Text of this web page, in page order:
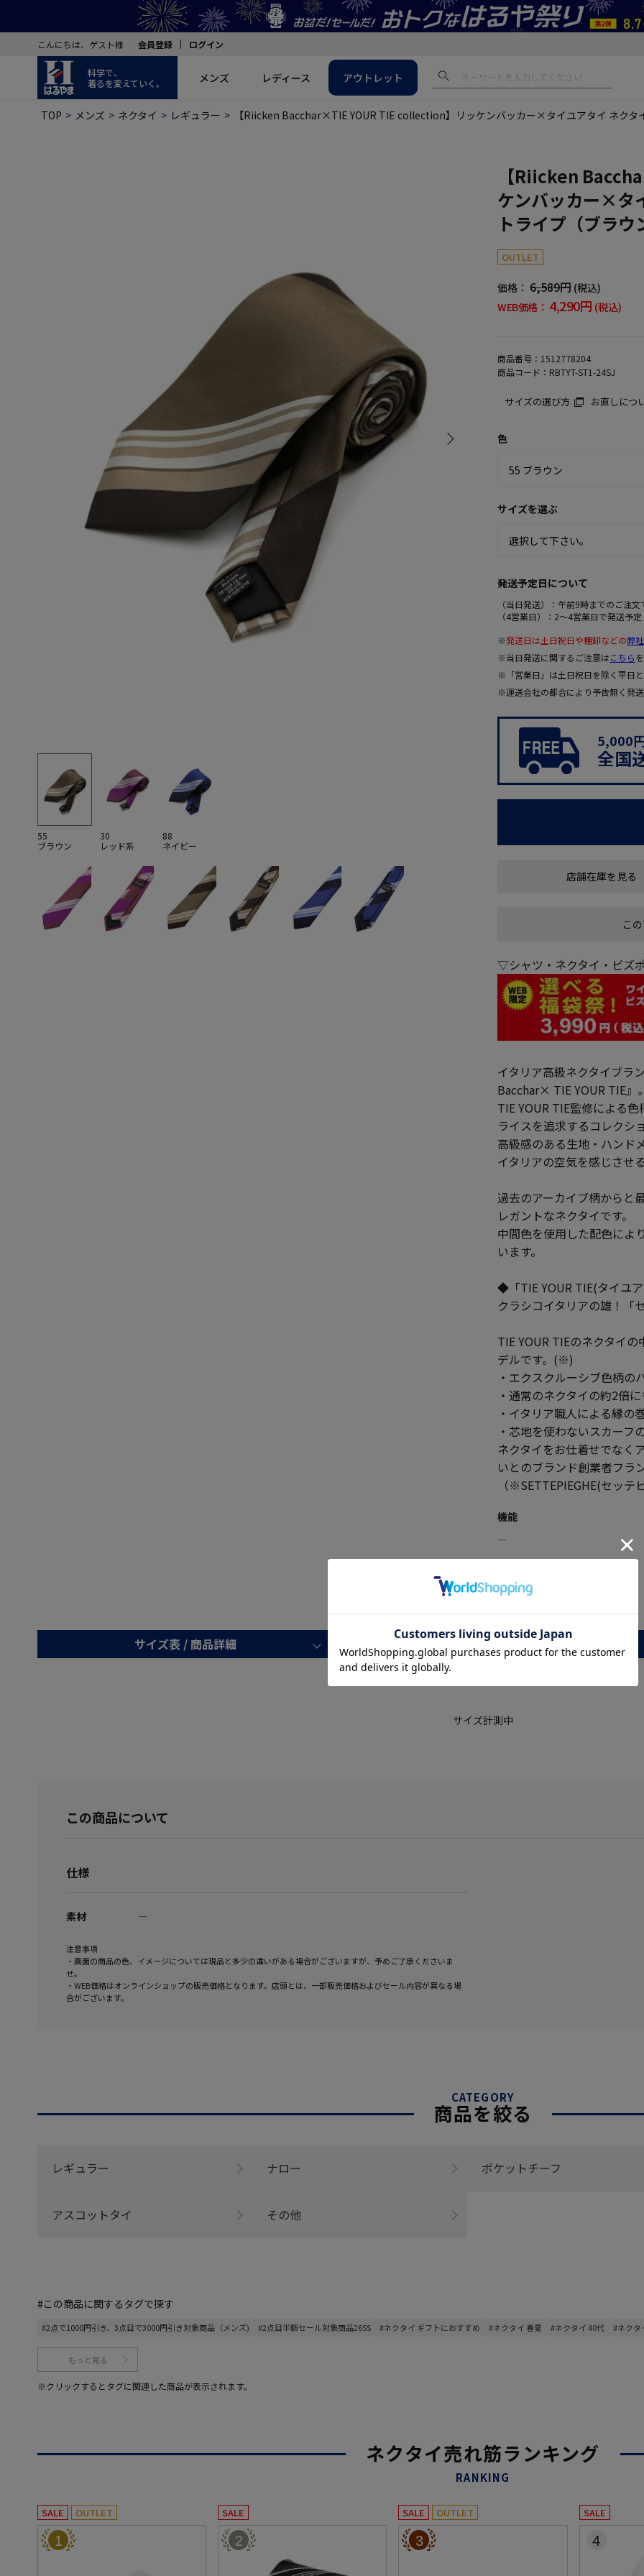
こんにちは、ゲスト様 会員登録 ログイン
科学で、
着るを変えていく。
メンズ レディース アウトレット
TOP メンズ ネクタイ レギュラー 【Riicken Bacchar×TIE YOUR TIE collection】リッケンバッカー×タイユアタイ ネクタ
55
ブラウン
30
レッド系
88
ネイビー
【Riicken
ケンバッカー×タ
トライプ（ブラウ
OUTLET
価格： 6,589円 (税込)
WEB価格： 4,290円 (税込)
商品番号： 1512778204
商品コード： RBTYT-ST1-24SJ
サイズの選び方 お直しにつ
色
サイズを選ぶ
発送予定日について
（当日発送）：午前9時までのご注
（4営業日）：2～4営業日で発送予定
※発送日は土日祝日や棚卸などの弊
※当日発送に関するご注意はこちら
※「営業日」は土日祝日を除く平日
※運送会社の都合により予告無く発
5,000
全国
店舗在庫を見る
こ
▽シャツ・ネクタイ・ビズ
イタリア高級ネクタイブラ
Bacchar× TIE YOUR TIE』。
TIE YOUR TIE監修による
ライスを追求するコレクシ
高級感のある生地・ハンド
イタリアの空気を感じさせ
過去のアーカイブ柄からと
レガントなネクタイです。
中間色を使用した配色によ
います。
◆「TIE YOUR TIE(タイユ
クラシコイタリアの雄！「
TIE YOUR TIEのネクタイ
デルです。(※)
・エクスクルーシブ色柄
・通常のネクタイの約2倍
・イタリア職人による縁の
・芯地を使わないスカーフ
ネクタイをお仕着せでなく
いとのブランド創業者フラ
（※SETTEPIEGHE(セッテ
機能
―
サイズ表 / 商品詳細 レビュー
サイズ計測中
この商品について
仕様
素材 ―
注意事項
・画面の商品の色、イメージについては現品と多少の違いがある場合がございますが、予めご了承くださいま
せ。
・WEB価格はオンラインショップの販売価格となります。店頭とは、一部販売価格およびセール内容が異なる場
合がございます。
CATEGORY
商品を絞る
レギュラー ナロー ポケットチーフ
アスコットタイ その他
#この商品に関するタグで探す
#2点で1000円引き、3点目で3000円引き対象商品（メンズ) #2点目半額セール対象商品26SS #ネクタイ ギフトにおすすめ #ネクタイ 春夏 #ネクタイ 40代 #ネクタ
もっと見る
※クリックするとタグに関連した商品が表示されます。
ネクタイ売れ筋ランキング
RANKING
SALE OUTLET
1
SALE
2
SALE OUTLET
3
SALE
4